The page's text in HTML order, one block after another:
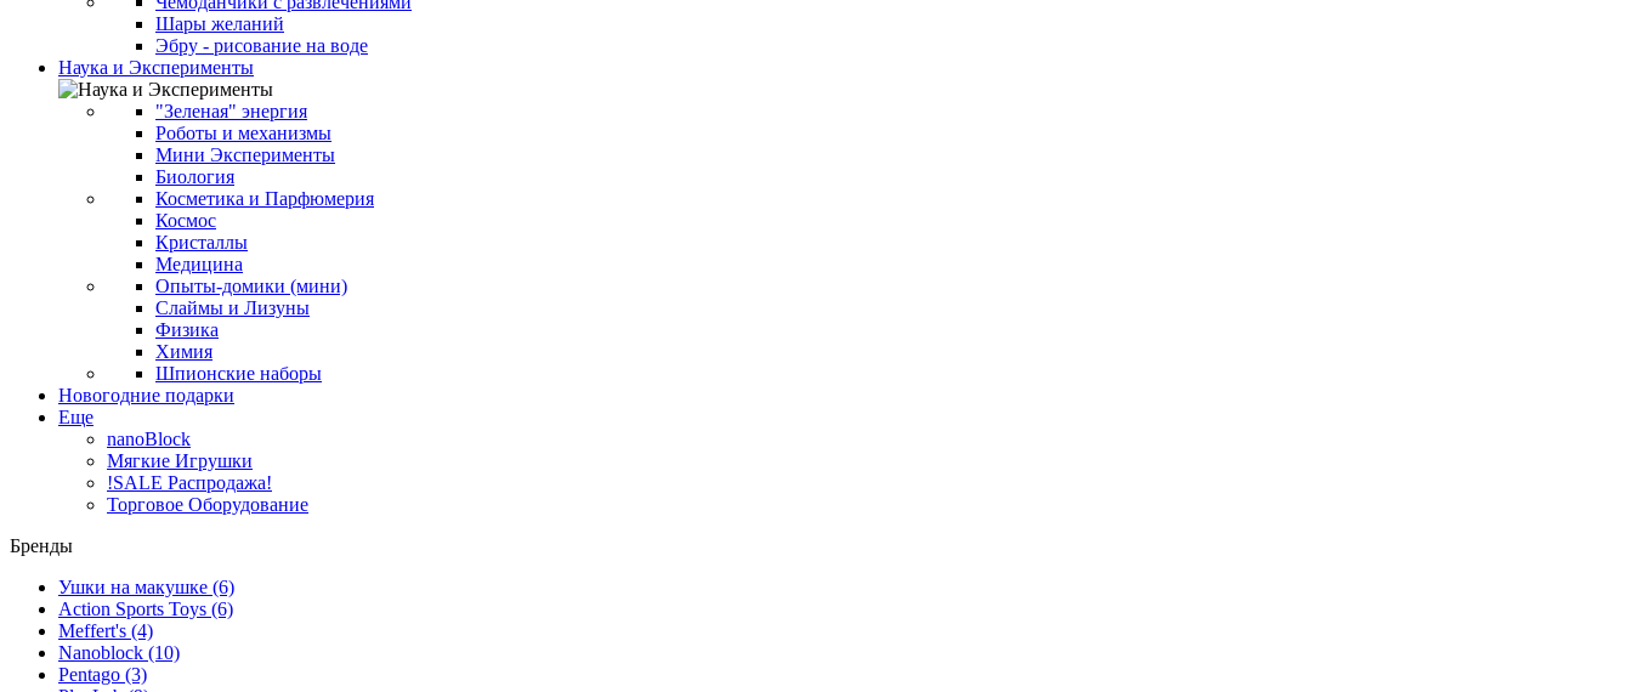
Шары желаний
Эбру - рисование на воде
Наука и Эксперименты
"Зеленая" энергия
Роботы и механизмы
Мини Эксперименты
Биология
Косметика и Парфюмерия
Космос
Кристаллы
Медицина
Опыты-домики (мини)
Слаймы и Лизуны
Физика
Химия
Шпионские наборы
Новогодние подарки
Еще
nanoBlock
Мягкие Игрушки
!SALE Распродажа!
Торговое Оборудование
Бренды
Ушки на макушке (6)
Action Sports Toys (6)
Meffert's (4)
Nanoblock (10)
Pentago (3)